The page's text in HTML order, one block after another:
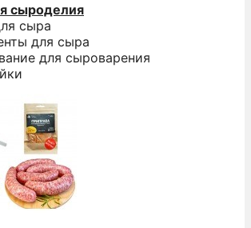
сыроделия
сыра
для сыра
для сыроварения